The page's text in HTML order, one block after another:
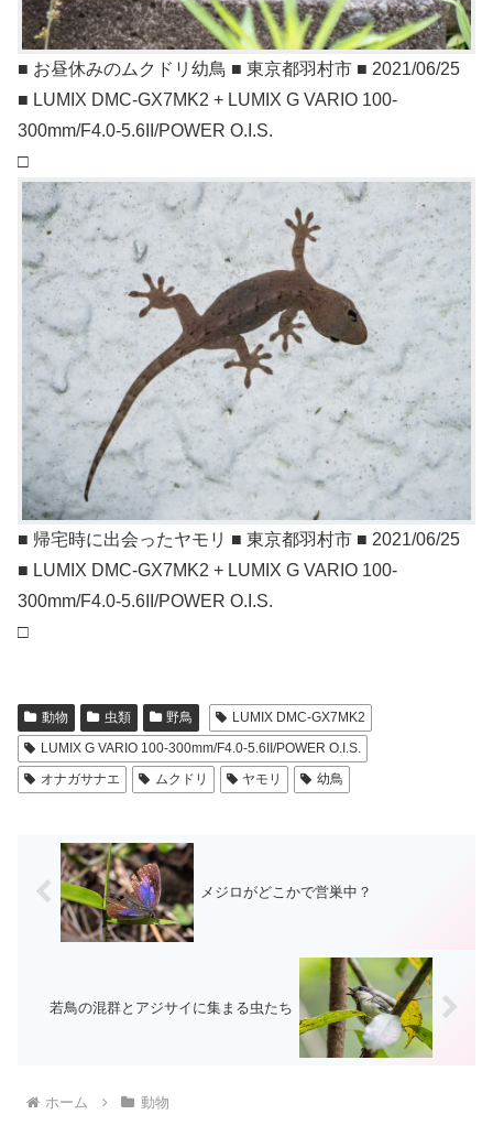
■ お昼休みのムクドリ幼鳥 ■ 東京都羽村市 ■ 2021/06/25
■ LUMIX DMC-GX7MK2 + LUMIX G VARIO 100-
300mm/F4.0-5.6II/POWER O.I.S.
□
■ 帰宅時に出会ったヤモリ ■ 東京都羽村市 ■ 2021/06/25
■ LUMIX DMC-GX7MK2 + LUMIX G VARIO 100-
300mm/F4.0-5.6II/POWER O.I.S.
□
動物 虫類 野鳥
LUMIX DMC-GX7MK2
LUMIX G VARIO 100-300mm/F4.0-5.6II/POWER O.I.S.
オナガサナエ
ムクドリ ヤモリ 幼鳥
メジロがどこかで営巣中？
若鳥の混群とアジサイに集まる虫たち
ホーム 動物